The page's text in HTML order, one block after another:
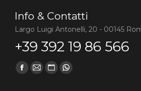
Info & Contatti
Largo Luigi Antonelli, 20 - 00145
+39 392 19 86 566
Find us on:
Facebook
MailWebsiteWhatsapp